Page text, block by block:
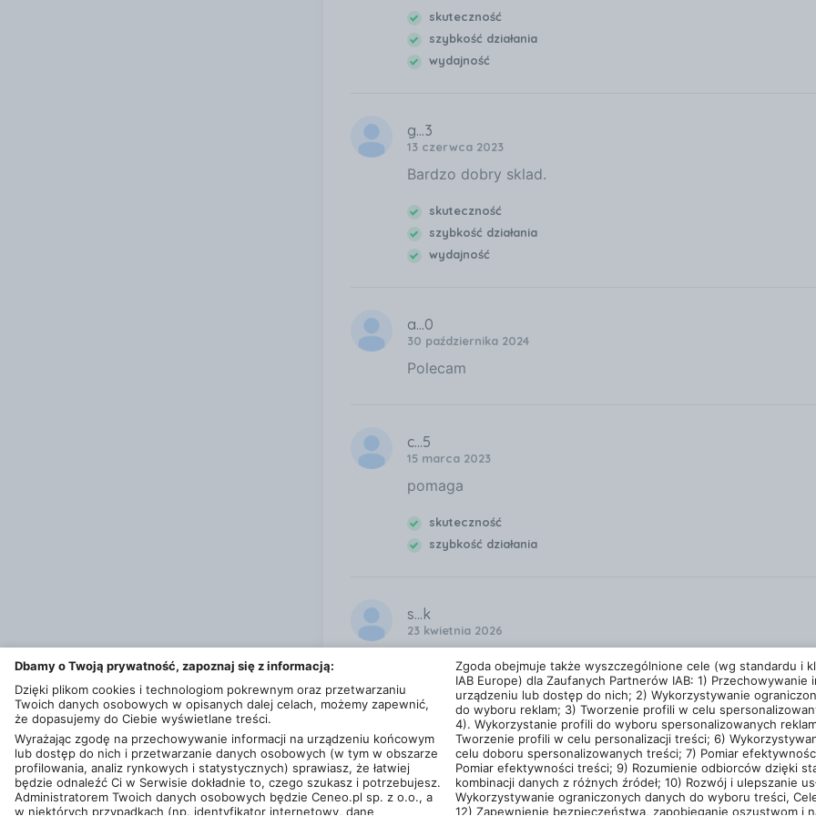
skuteczność
szybkość działania
wydajność
g...3
13 czerwca 2023
Bardzo dobry sklad.
skuteczność
szybkość działania
wydajność
a...0
30 października 2024
Polecam
c...5
15 marca 2023
pomaga
skuteczność
szybkość działania
s...k
23 kwietnia 2026
Zobacz wszystkie opinie dla Kapsułki Oleofarm Destresan
© 2013 - 2026Ceneo.pl sp. z o.o. Polityka prywatności Liczba użytkowników
Ta strona jest chroniona przez reCAPTCHA i obowiązują jąWarunki korzystania z usługiorPolityka prywatnościGoogle.
Dbamy o Twoją prywatność, zapoznaj się z informacją:
Dzięki plikom cookies i technologiom pokrewnym oraz przetwarzaniu
Twoich danych osobowych w opisanych dalej celach, możemy zapewnić,
że dopasujemy do Ciebie wyświetlane treści.
Wyrażając zgodę na przechowywanie informacji na urządzeniu końcowym
lub dostęp do nich i przetwarzanie danych osobowych (w tym w obszarze
profilowania, analiz rynkowych i statystycznych) sprawiasz, że łatwiej
będzie odnaleźć Ci w Serwisie dokładnie to, czego szukasz i potrzebujesz.
Administratorem Twoich danych osobowych będzie Ceneo.pl sp. z o.o., a
w niektórych przypadkach (np. identyfikator internetowy, dane
Zgoda obejmuje także wyszczególnione cele (wg standardu i
IAB Europe) dla Zaufanych Partnerów IAB: 1) Przechowywanie
urządzeniu lub dostęp do nich; 2) Wykorzystywanie
do wyboru reklam; 3) Tworzenie profili w celu
4). Wykorzystanie profili do wyboru spersonalizowanych
Tworzenie profili w celu personalizacji treści; 6)
celu doboru spersonalizowanych treści; 7) Pomiar
Pomiar efektywności treści; 9) Rozumienie odbiorców dzięki
kombinacji danych z różnych źródeł; 10) Rozwój i ulepszanie
Wykorzystywanie ograniczonych danych do wyboru treści,
12) Zapewnienie bezpieczeństwa, zapobieganie oszustwom i